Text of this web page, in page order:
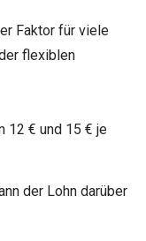
Faktor für viele
flexiblen
12 € und 15 € je
der Lohn darüber